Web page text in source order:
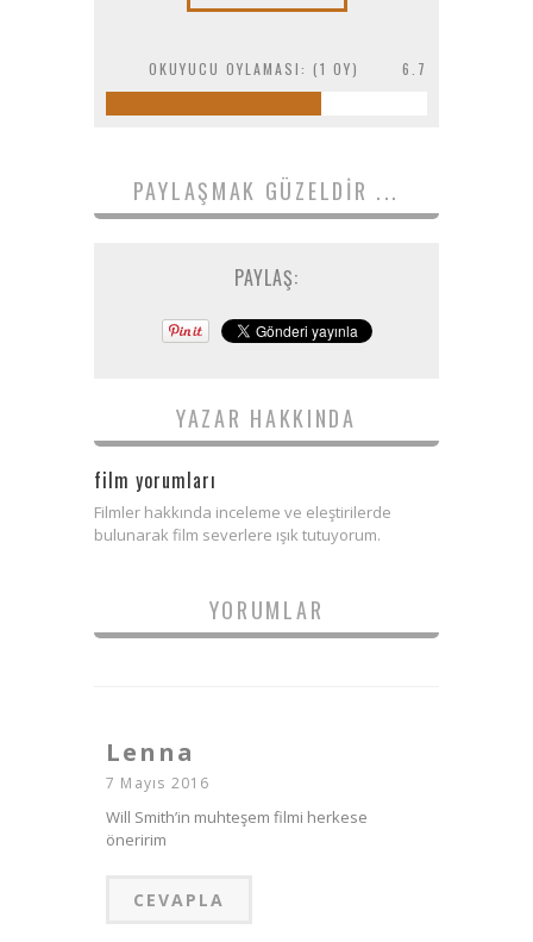
OKUYUCU OYLAMASI: (1 OY) 6.7
PAYLAŞMAK GÜZELDIR ...
PAYLAŞ:
YAZAR HAKKINDA
film yorumları
Filmler hakkında inceleme ve eleştirilerde
bulunarak film severlere ışık tutuyorum.
YORUMLAR
Lenna
7 Mayıs 2016
Will Smith’in muhteşem filmi herkese
öneririm
CEVAPLA